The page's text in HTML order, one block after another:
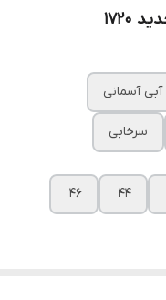
آبی آسمانی
سرخابی
۴۴ ۴۶